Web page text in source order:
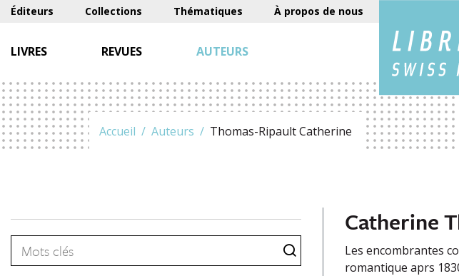
Éditeurs Collections Thématiques À propos de nous
LIVRES REVUES AUTEURS
Accueil Auteurs Thomas-Ripault Catherine
Catherine
Les encombrantes
romantique aprs